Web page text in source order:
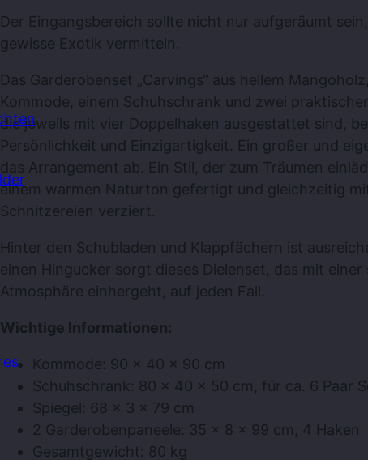
Der Eingangsbereich sollte nicht nur aufgeräumt
gewisse Exotik vermitteln.
Das Garderobenset „Carvings“ aus hellem
Kommode, einem Schuhschrank und zwei
die jeweils mit vier Doppelhaken ausgestattet sind,
Persönlichkeit und Einzigartigkeit. Ein großer und
das Arrangement ab. Ein Stil, der zum Träumen
einem warmen Naturton gefertigt und gleichzeitig
Schnitzereien verziert.
Hinter den Schubladen und Klappfächern ist
einen Hingucker sorgt dieses Dielenset, das mit einer
Atmosphäre einhergeht, auf jeden Fall.
Wichtige Informationen:
Kommode: 90 x 40 x 90 cm
Schuhschrank: 80 x 40 x 50 cm, für ca. 6 Paar
Spiegel: 68 x 3 x 79 cm
2 Garderobenpaneele: 35 x 8 x 99 cm, 4 Haken
Gesamtgewicht: 80 kg